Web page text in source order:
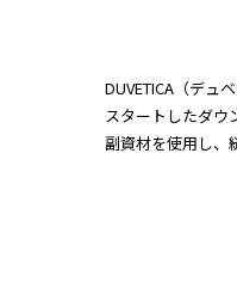
DUVETICA（デュ
スタートしたダウ
副資材を使用し、